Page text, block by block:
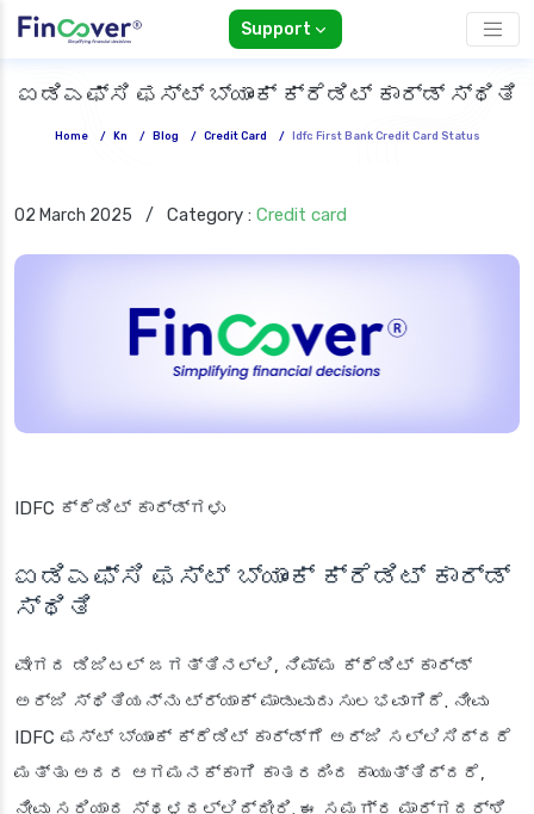
Support
ಐಡಿಎಫ್‌ಸಿ ಫಸ್ಟ್ ಬ್ಯಾಂಕ್ ಕ್ರೆಡಿಟ್ ಕಾರ್ಡ್ ಸ್ಥಿತಿ
Home / Kn / Blog / Credit Card / Idfc First Bank Credit Card Status
02 March 2025 / Category : Credit card
IDFC ಕ್ರೆಡಿಟ್ ಕಾರ್ಡ್‌ಗಳು
ಐಡಿಎಫ್‌ಸಿ ಫಸ್ಟ್ ಬ್ಯಾಂಕ್ ಕ್ರೆಡಿಟ್ ಕಾರ್ಡ್
ಸ್ಥಿತಿ
ವೇಗದ ಡಿಜಿಟಲ್ ಜಗತ್ತಿನಲ್ಲಿ, ನಿಮ್ಮ ಕ್ರೆಡಿಟ್ ಕಾರ್ಡ್
ಅರ್ಜಿ ಸ್ಥಿತಿಯನ್ನು ಟ್ರ್ಯಾಕ್ ಮಾಡುವುದು ಸುಲಭವಾಗಿದೆ. ನೀವು
IDFC ಫಸ್ಟ್ ಬ್ಯಾಂಕ್ ಕ್ರೆಡಿಟ್ ಕಾರ್ಡ್‌ಗೆ ಅರ್ಜಿ ಸಲ್ಲಿಸಿದ್ದರೆ
ಮತ್ತು ಅದರ ಆಗಮನಕ್ಕಾಗಿ ಕಾತರದಿಂದ ಕಾಯುತ್ತಿದ್ದರೆ,
ನೀವು ಸರಿಯಾದ ಸ್ಥಳದಲ್ಲಿದ್ದೀರಿ. ಈ ಸಮಗ್ರ ಮಾರ್ಗದರ್ಶಿ